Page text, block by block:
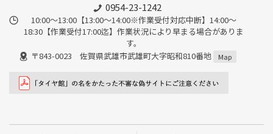
0954-23-1242
10:00～13:00【13:00～14:00※作業受付対応中断】14:00～
18:30【作業受付17:00迄】作業状況により早まる場合がありま
す。
〒843-0023 佐賀県武雄市武雄町大字昭和810番地
Map